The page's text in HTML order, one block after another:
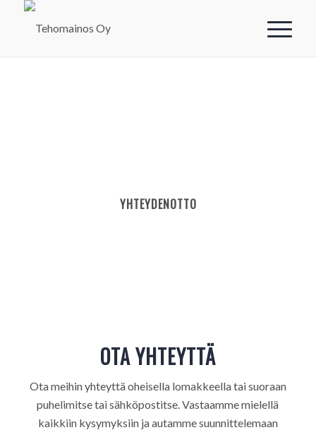
YHTEYDENOTTO
OTA YHTEYTTÄ
Ota meihin yhteyttä oheisella lomakkeella tai suoraan
puhelimitse tai sähköpostitse. Vastaamme mielellä
kaikkiin kysymyksiin ja autamme suunnittelemaan